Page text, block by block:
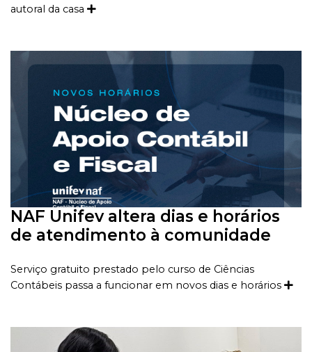
autoral da casa
NAF Unifev altera dias e horários
de atendimento à comunidade
Serviço gratuito prestado pelo curso de Ciências
Contábeis passa a funcionar em novos dias e horários